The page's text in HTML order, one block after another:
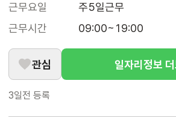
근무요일
주5일근무
근무시간
09:00~19:00
관심 일자리정보
3일전 등록